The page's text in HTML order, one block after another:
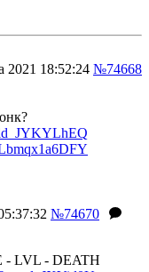
2021 18:52:24 №74668
№74670
- LVL - DEATH